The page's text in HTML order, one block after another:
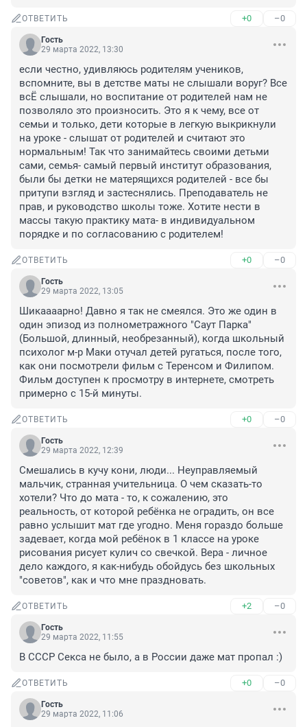
ОТВЕТИТЬ +0 –0
Гость
29 марта 2022, 13:30
если честно, удивляюсь родителям учеников,
вспомните, вы в детстве маты не слышали воруг? Все
всЁ слышали, но воспитание от родителей нам не
позволяло это произносить. Это я к чему, все от
семьи и только, дети которые в легкую выкрикнули
на уроке - слышат от родителей и считают это
нормальным! Так что занимайтесь своими детьми
сами, семья- самый первый институт образования,
были бы детки не матерящихся родителей - все бы
притупи взгляд и застеснялись. Преподаватель не
прав, и руководство школы тоже. Хотите нести в
массы такую практику мата- в индивидуальном
порядке и по согласованию с родителем!
ОТВЕТИТЬ +0 –0
Гость
29 марта 2022, 13:05
Шикаааарно! Давно я так не смеялся. Это же один в
один эпизод из полнометражного "Саут Парка"
(Большой, длинный, необрезанный), когда школьный
психолог м-р Маки отучал детей ругаться, после того,
как они посмотрели фильм с Теренсом и Филипом.
Фильм доступен к просмотру в интернете, смотреть
примерно с 15-й минуты.
ОТВЕТИТЬ +0 –0
Гость
29 марта 2022, 12:39
Смешались в кучу кони, люди... Неуправляемый
мальчик, странная учительница. О чем сказать-то
хотели? Что до мата - то, к сожалению, это
реальность, от которой ребёнка не оградить, он все
равно услышит мат где угодно. Меня гораздо больше
задевает, когда мой ребёнок в 1 классе на уроке
рисования рисует кулич со свечкой. Вера - личное
дело каждого, я как-нибудь обойдусь без школьных
"советов", как и что мне праздновать.
ОТВЕТИТЬ +2 –0
Гость
29 марта 2022, 11:55
В СССР Секса не было, а в России даже мат пропал :)
ОТВЕТИТЬ +0 –0
Гость
29 марта 2022, 11:06